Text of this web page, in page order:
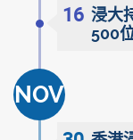
16 浸大
500
NOV